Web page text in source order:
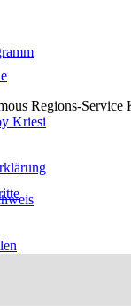
Regions-Service
Kriesi